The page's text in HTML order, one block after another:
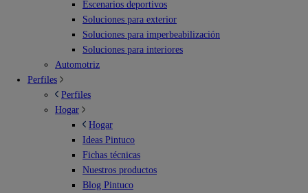
Escenarios deportivos
Soluciones para exterior
Soluciones para imperbeabilización
Soluciones para interiores
Automotriz
Perfiles
Perfiles
Hogar
Hogar
Ideas Pintuco
Fichas técnicas
Nuestros productos
Blog Pintuco